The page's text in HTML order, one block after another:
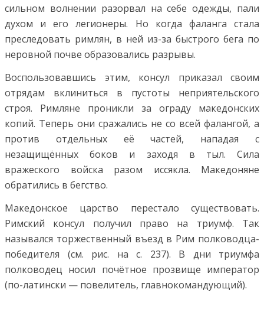
сильном волнении разорвал на себе одежды, пали
духом и его легионеры. Но когда фаланга стала
преследовать римлян, в ней из-за быстрого бега по
неровной почве образовались разрывы.
Воспользовавшись этим, консул приказал своим
отрядам вклиниться в пустоты неприятельского
строя. Римляне проникли за ограду македонских
копий. Теперь они сражались не со всей фалангой, а
против отдельных её частей, нападая с
незащищённых боков и заходя в тыл. Сила
вражеского войска разом иссякла. Македоняне
обратились в бегство.
Македонское царство перестало существовать.
Римский консул получил право на триумф. Так
назывался торжественный въезд в Рим полководца-
победителя (см. рис. на с. 237). В дни триумфа
полководец носил почётное прозвище император
(по-латински — повелитель, главнокомандующий).